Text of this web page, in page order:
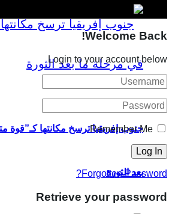
جنوب إفريقيا ترسخ مكانتها
بعد الثورة
Welcome Back!
Login to your account below
Remember Me
Forgotten Password?
Retrieve your password